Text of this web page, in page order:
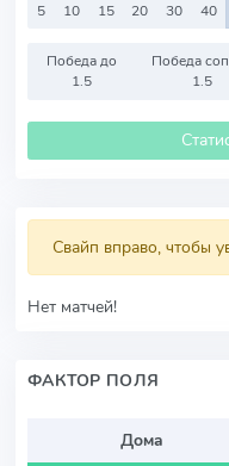
5 10 15 20 30 40
Победа до
1.5
Победа
1.5
Свайп вправо, чтобы
Нет матчей!
ФАКТОР ПОЛЯ
Дома